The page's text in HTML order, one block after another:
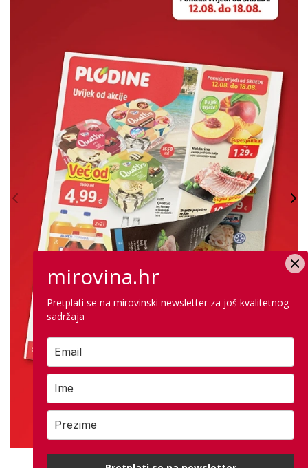
mirovina.hr
Pretplati se na mirovinski newsletter za još kvalitetnog
sadržaja